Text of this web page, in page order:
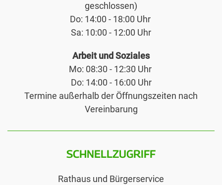
geschlossen)
Do: 14:00 - 18:00 Uhr
Sa: 10:00 - 12:00 Uhr
Arbeit und Soziales
Mo: 08:30 - 12:30 Uhr
Do: 14:00 - 16:00 Uhr
Termine außerhalb der Öffnungszeiten nach
Vereinbarung
SCHNELLZUGRIFF
Rathaus und Bürgerservice